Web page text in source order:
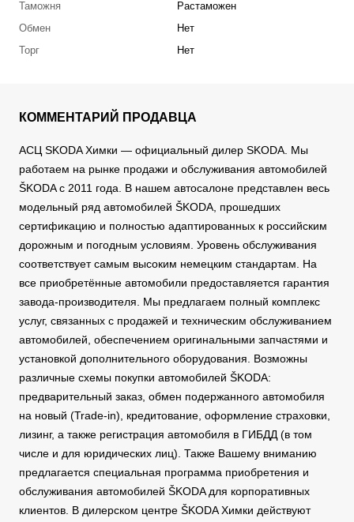
Таможня
Растаможен
Обмен
Нет
Торг
Нет
КОММЕНТАРИЙ ПРОДАВЦА
АСЦ SKODA Химки — официальный дилер SKODA. Мы
работаем на рынке продажи и обслуживания автомобилей
ŠKODA с 2011 года. В нашем автосалоне представлен весь
модельный ряд автомобилей ŠKODA, прошедших
сертификацию и полностью адаптированных к российским
дорожным и погодным условиям. Уровень обслуживания
соответствует самым высоким немецким стандартам. На
все приобретённые автомобили предоставляется гарантия
завода-производителя. Мы предлагаем полный комплекс
услуг, связанных с продажей и техническим обслуживанием
автомобилей, обеспечением оригинальными запчастями и
установкой дополнительного оборудования. Возможны
различные схемы покупки автомобилей ŠKODA:
предварительный заказ, обмен подержанного автомобиля
на новый (Trade-in), кредитование, оформление страховки,
лизинг, а также регистрация автомобиля в ГИБДД (в том
числе и для юридических лиц). Также Вашему вниманию
предлагается специальная программа приобретения и
обслуживания автомобилей ŠKODA для корпоративных
клиентов. В дилерском центре ŠKODA Химки действуют